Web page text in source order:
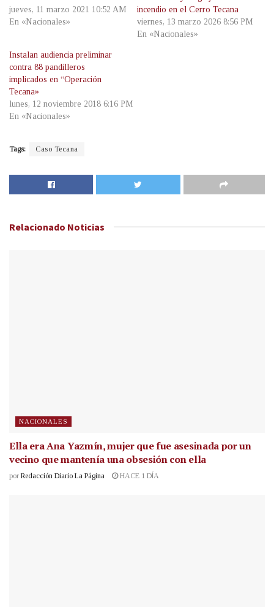
jueves, 11 marzo 2021 10:52 AM
En «Nacionales»
incendio en el Cerro Tecana
viernes, 13 marzo 2026 8:56 PM
En «Nacionales»
Instalan audiencia preliminar
contra 88 pandilleros
implicados en “Operación
Tecana»
lunes, 12 noviembre 2018 6:16 PM
En «Nacionales»
Tags: Caso Tecana
Relacionado Noticias
NACIONALES
Ella era Ana Yazmín, mujer que fue asesinada por un
vecino que mantenía una obsesión con ella
por Redacción Diario La Página HACE 1 DÍA